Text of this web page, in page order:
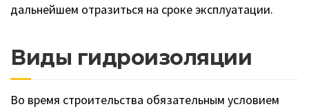
дальнейшем отразиться на сроке эксплуатации.
Виды гидроизоляции
Во время строительства обязательным условием